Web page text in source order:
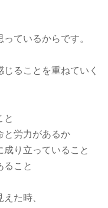
ているからです。
じることを重ねていく
と
と労力があるか
成り立っていること
ること
た時、